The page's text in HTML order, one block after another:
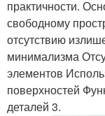
практичности.
свободному
отсутствию
минимализма
элементов
поверхностей
деталей 3.